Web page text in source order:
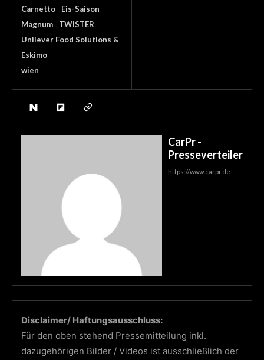
Carnetto
Eis-Saison
Magnum
TWISTER
Unilever Food Solutions &
Eskimo
wien
CarPr -
Presseverteiler
https://www.carpr.de
Disclaimer/ Haftungsausschluss:
Für den oben stehend Pressemitteilung inkl.
dazugehörigen Bilder / Videos ist ausschließlich der